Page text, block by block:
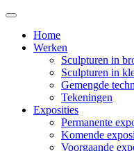
Home
Werken
Sculpturen in
Sculpturen in
Gemengde
Tekeningen
Exposities
Permanente
Komende
Voorgaande